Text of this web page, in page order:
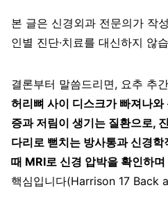
본 글은 신경외과 전문의가 작
인별 진단·치료를 대신하지 않
결론부터 말씀드리면, 요추 추
허리뼈 사이 디스크가 빠져나와
증과 저림이 생기는 질환으로,
다리로 뻗치는 방사통과 신경
때 MRI로 신경 압박을 확인하
핵심입니다(Harrison 17 Back